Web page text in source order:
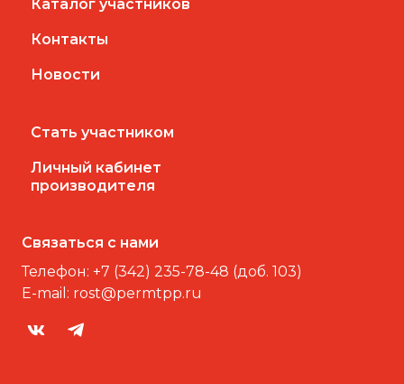
Каталог участников
Контакты
Новости
Стать участником
Личный кабинет
производителя
Связаться с нами
Телефон: +7 (342) 235-78-48 (доб. 103)
E-mail: rost@permtpp.ru